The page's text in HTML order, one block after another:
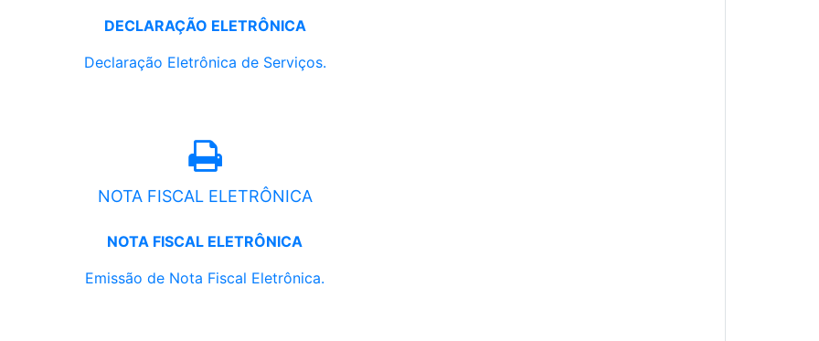
DECLARAÇÃO ELETRÔNICA
Declaração Eletrônica de Serviços.
NOTA FISCAL ELETRÔNICA
NOTA FISCAL ELETRÔNICA
Emissão de Nota Fiscal Eletrônica.